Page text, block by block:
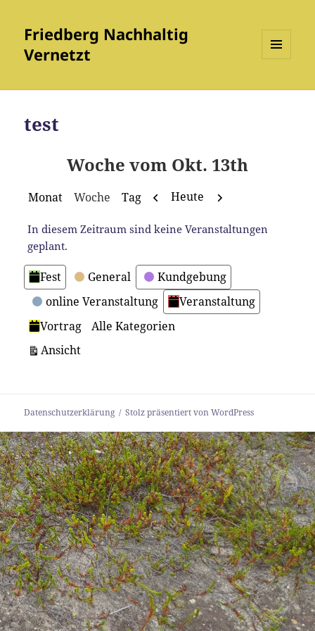
Friedberg Nachhaltig
Vernetzt
WIDGETS
test
Woche vom Okt. 13th
Monat Woche Tag Zurück
Heute Weiter
In diesem Zeitraum sind keine Veranstaltungen
geplant.
Kategorien
Fest General
Kundgebung
online Veranstaltung
Veranstaltung
Vortrag
Alle Kategorien
Ansichtausdrucken
Datenschutzerklärung Stolz präsentiert von WordPress